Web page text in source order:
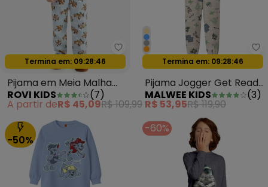
Rovi Kids - Pijama em Meia
Oferta relâmpago
Termina em: 09:28:44
Pijama em Meia Malha
Azul
ROVI KIDS (7)
A partir deR$ 45,09R$ 109,99
Oferta relâmpago
Termina em: 09:28:44
Pijama Jogger Get Ready
Cinza Mescla
MALWEE KIDS (3)
R$ 53,95R$ 119,90
-50%
-60%